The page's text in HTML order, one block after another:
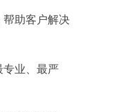
帮助客户解决
专业、最严